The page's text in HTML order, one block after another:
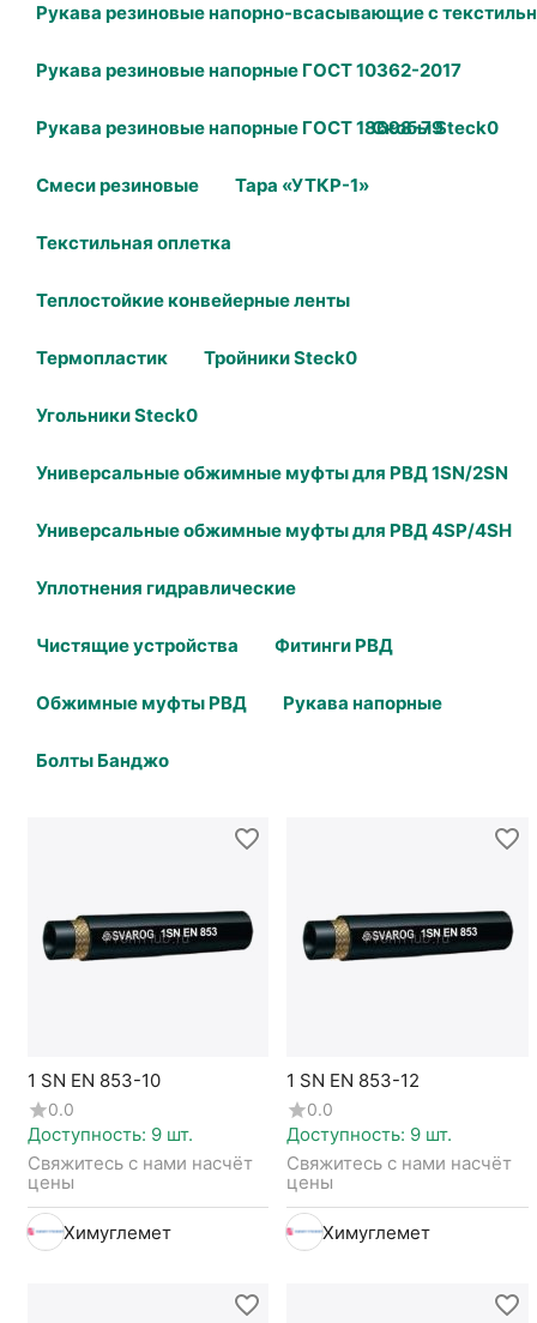
Рукава резиновые напорно-всасывающие с
Рукава резиновые напорные ГОСТ 10362-2017
Рукава резиновые напорные ГОСТ 18698-79
Скобы Steck0
Смеси резиновые Тара «УТКР-1»
Текстильная оплетка
Теплостойкие конвейерные ленты
Термопластик Тройники Steck0
Угольники Steck0
Универсальные обжимные муфты для РВД 1SN/2SN
Универсальные обжимные муфты для РВД 4SP/4SH
Уплотнения гидравлические
Чистящие устройства Фитинги РВД
Обжимные муфты РВД Рукава напорные
Болты Банджо
1 SN EN 853-10
0.0
Доступность: 9 шт.
Свяжитесь с нами насчёт
цены
Химуглемет
1 SN EN 853-12
0.0
Доступность: 9 шт.
Свяжитесь с нами насчёт
цены
Химуглемет